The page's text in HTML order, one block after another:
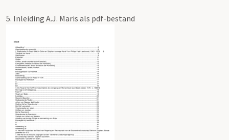
5. Inleiding A.J. Maris als pdf-bestand